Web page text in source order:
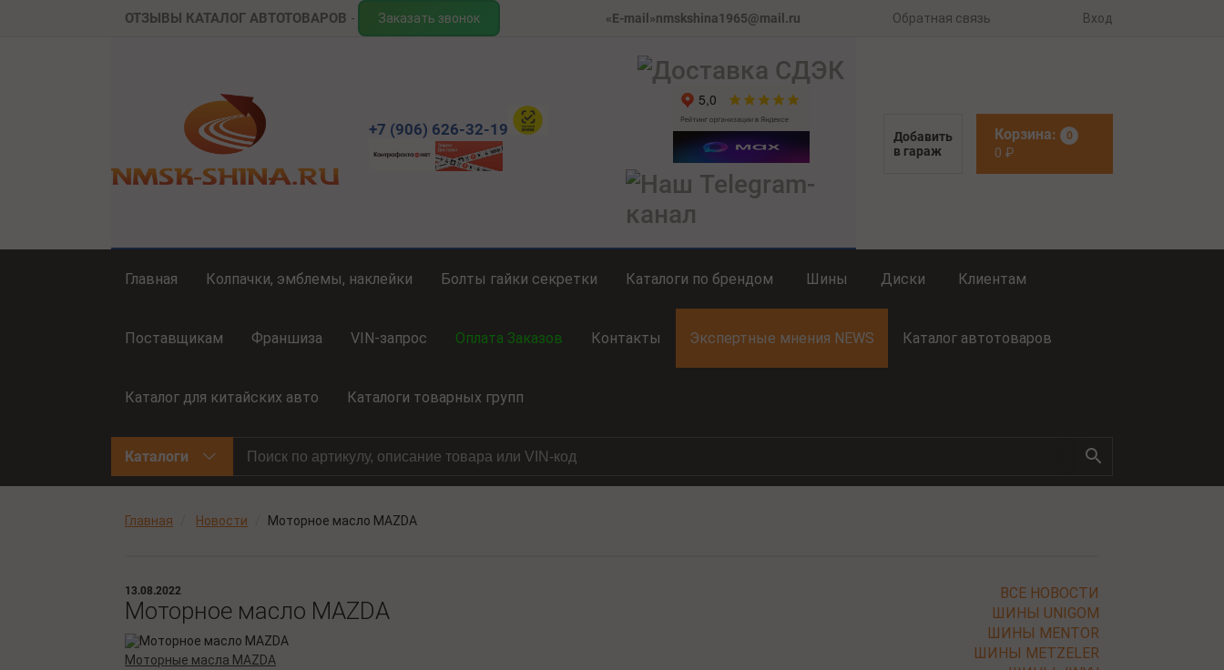
ОТЗЫВЫ КАТАЛОГ АВТОТОВАРОВ Заказать звонок «E-mail»nmskshina1965@mail.ru Обратная связь Вход
+7 (906) 626-32-19
Добавить
в гараж
Корзина: 0
0 ₽
Главная Колпачки, эмблемы, наклейки Болты гайки секретки Каталоги по брендом Шины Диски Клиентам
Поставщикам Франшиза VIN-запрос Оплата Заказов Контакты Экспертные мнения NEWS Каталог автотоваров
Каталог для китайских авто Каталоги товарных групп
Каталоги
Главная Новости Моторное масло MAZDA
ВСЕ НОВОСТИ
ШИНЫ UNIGOM
ШИНЫ MENTOR
ШИНЫ METZELER
13.08.2022
Моторное масло MAZDA
Моторные масла MAZDA